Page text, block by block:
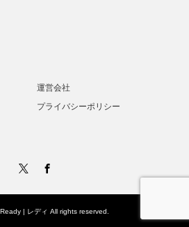
運営会社
プライバシーポリシー
Ready | レディ All rights reserved.